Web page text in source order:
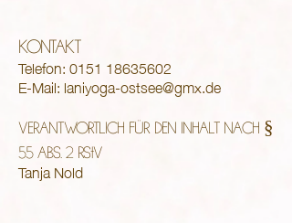
KONTAKT
Telefon:0151 18635602
E-Mail: laniyoga-ostsee@gmx.de
VERANTWORTLICH FÜR DEN INHALT NACH §
55 ABS. 2 RStV
Tanja Nold